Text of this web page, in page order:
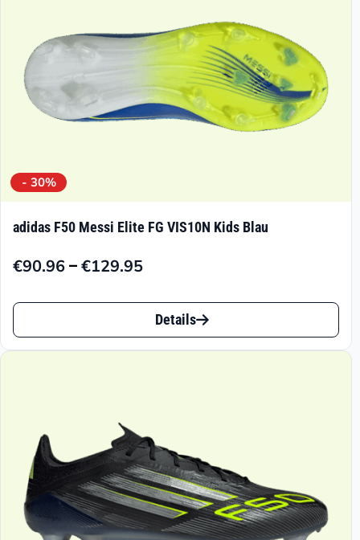
- 30%
adidas F50 Messi Elite FG VIS10N Kids Blau
€90.96–€129.95
Preisspanne:
€129.95
Dieses
Produkt
auf.
Die
Optionen
können
Details